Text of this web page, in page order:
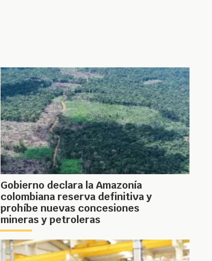
Gobierno declara la Amazonía
colombiana reserva definitiva y
prohíbe nuevas concesiones
mineras y petroleras